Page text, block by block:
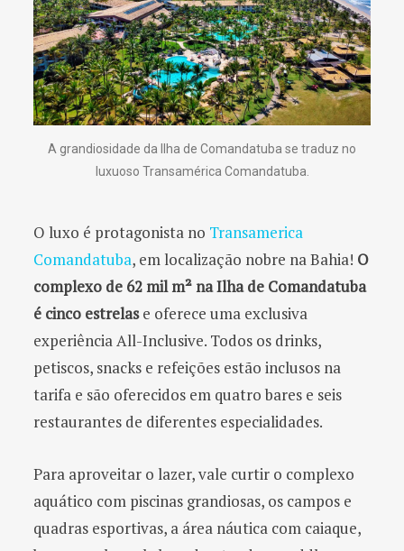
A grandiosidade da Ilha de Comandatuba se traduz no
luxuoso Transamérica Comandatuba.
O luxo é protagonista no Transamerica
Comandatuba, em localização nobre na Bahia! O
complexo de 62 mil m² na Ilha de Comandatuba
é cinco estrelase oferece uma exclusiva
experiência All-Inclusive. Todos os drinks,
petiscos, snacks e refeições estão inclusos na
tarifa e são oferecidos em quatro bares e seis
restaurantes de diferentes especialidades.
Para aproveitar o lazer, vale curtir o complexo
aquático com piscinas grandiosas, os campos e
quadras esportivas, a área náutica com caiaque,